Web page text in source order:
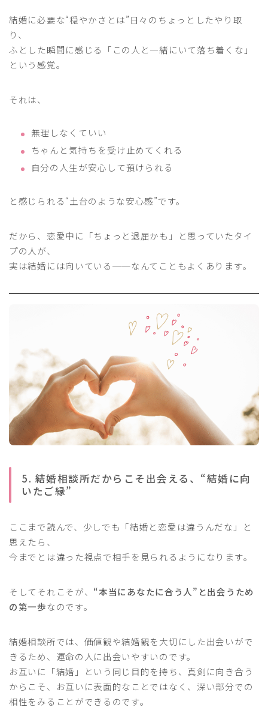
結婚に必要な“穏やかさとは”日々のちょっとしたやり取
り、
ふとした瞬間に感じる「この人と一緒にいて落ち着くな」
という感覚。
それは、
無理しなくていい
ちゃんと気持ちを受け止めてくれる
自分の人生が安心して預けられる
と感じられる“土台のような安心感”です。
だから、恋愛中に「ちょっと退屈かも」と思っていたタイ
プの人が、
実は結婚には向いている──なんてこともよくあります。
5. 結婚相談所だからこそ出会える、“結婚に向
いたご縁”
ここまで読んで、少しでも「結婚と恋愛は違うんだな」と
思えたら、
今までとは違った視点で相手を見られるようになります。
そしてそれこそが、 “本当にあなたに合う人”と出会うため
の第一歩なのです。
結婚相談所では、価値観や結婚観を大切にした出会いがで
きるため、運命の人に出会いやすいのです。
お互いに「結婚」という同じ目的を持ち、真剣に向き合う
からこそ、お互いに表面的なことではなく、深い部分での
相性をみることができるのです。